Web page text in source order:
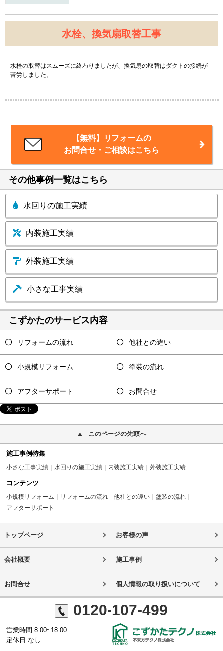
水栓、換気扇取替工事
水栓の取替はスムーズに終わりましたが、換気扇の取替はダクトの接続が
苦労しました。
【無料】リフォームの
お問合せ・ご相談はこちら
その他事例一覧はこちら
水回りの施工実績
内装施工実績
外装施工実績
小さな工事実績
こずかたのサービス内容
リフォームの流れ 他社との違い
小規模リフォーム 塗装の流れ
アフターサポート お問合せ
このページの先頭へ
施工事例特集
小さな工事実績 水回りの施工実績 内装施工実績 外装施工実績
コンテンツ
小規模リフォーム リフォームの流れ 他社との違い
塗装の流れ
アフターサポート
トップページ お客様の声
会社概要 施工事例
お問合せ 個人情報の取り扱いについて
0120-107-499
営業時間 8:00~18:00
定休日 なし